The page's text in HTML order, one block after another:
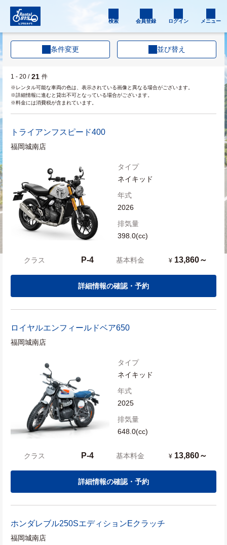
検索 会員登録 ログイン メニュー
条件変更 並び替え
1 - 20 / 21 件
※レンタル可能な車両の色は、表示されている画像と異なる場合がございます。
※詳細情報に進むと貸出不可となっている場合がございます。
※料金には消費税が含まれています。
トライアンフ スピード400
福岡城南店
タイプ
ネイキッド
年式
2026
排気量
398.0(cc)
クラス P-4 基本料金 ¥ 13,860～
詳細情報の確認・予約
ロイヤルエンフィールドベア650
福岡城南店
タイプ
ネイキッド
年式
2025
排気量
648.0(cc)
クラス P-4 基本料金 ¥ 13,860～
詳細情報の確認・予約
ホンダレブル250SエディションEクラッチ
福岡城南店